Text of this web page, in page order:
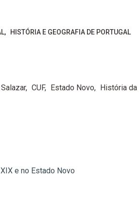
HISTÓRIA E GEOGRAFIA DE PORTUGAL
CUF Estado Novo
História
e no Estado Novo